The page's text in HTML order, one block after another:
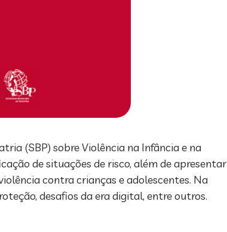
(SBP) sobre Violência na Infância e na
de situações de risco, além de apresentar
contra crianças e adolescentes. Na
desafios da era digital, entre outros.